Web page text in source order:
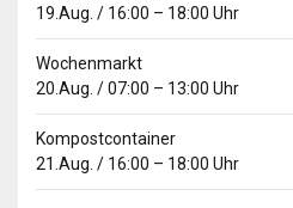
19.Aug. / 16:00 – 18:00 Uhr
Wochenmarkt
20.Aug. /07:00 – 13:00 Uhr
Kompostcontainer
21.Aug. / 16:00 – 18:00 Uhr